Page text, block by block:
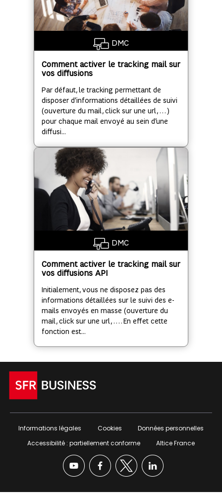
DMC
Comment activer le tracking mail sur
vos diffusions
Par défaut, le tracking permettant de
disposer d’informations détaillées de suivi
(ouverture du mail, click sur une url, …)
pour chaque mail envoyé au sein d’une
diffusi...
DMC
Comment activer le tracking mail sur
vos diffusions API
Initialement, vous ne disposez pas des
informations détaillées sur le suivi des e-
mails envoyés en masse (ouverture du
mail, click sur une url, …. En effet cette
fonction est...
Informations légales Cookies
Données personnelles
Accessibilité : partiellement conforme
Altice France